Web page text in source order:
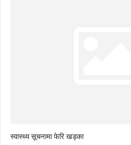
स्वास्थ्य सूचनामा फेरि खड्का